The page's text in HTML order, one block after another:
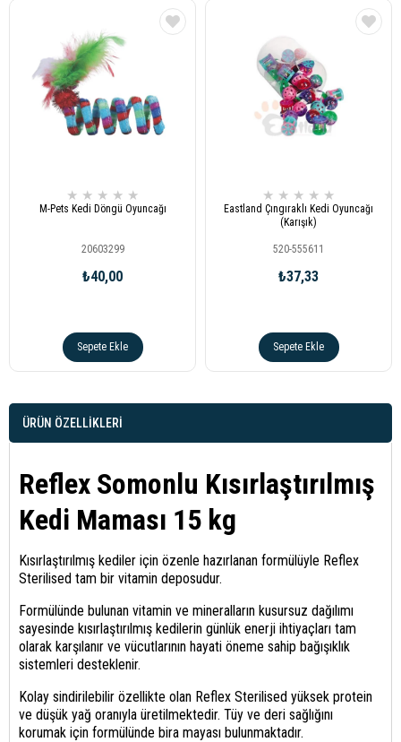
★ ★ ★ ★ ★
M-Pets Kedi Döngü Oyuncağı
20603299
₺40,00
Sepete Ekle
★ ★ ★ ★ ★
Eastland Çıngıraklı Kedi Oyuncağı
(Karışık)
520-555611
₺37,33
Sepete Ekle
ÜRÜN ÖZELLIKLERI
Reflex Somonlu Kısırlaştırılmış
Kedi Maması 15 kg
Kısırlaştırılmış kediler için özenle hazırlanan formülüyle Reflex
Sterilised tam bir vitamin deposudur.
Formülünde bulunan vitamin ve mineralların kusursuz dağılımı
sayesinde kısırlaştırılmış kedilerin günlük enerji ihtiyaçları tam
olarak karşılanır ve vücutlarının hayati öneme sahip bağışıklık
sistemleri desteklenir.
Kolay sindirilebilir özellikte olan Reflex Sterilised yüksek protein
ve düşük yağ oranıyla üretilmektedir. Tüy ve deri sağlığını
korumak için formülünde bira mayası bulunmaktadır.